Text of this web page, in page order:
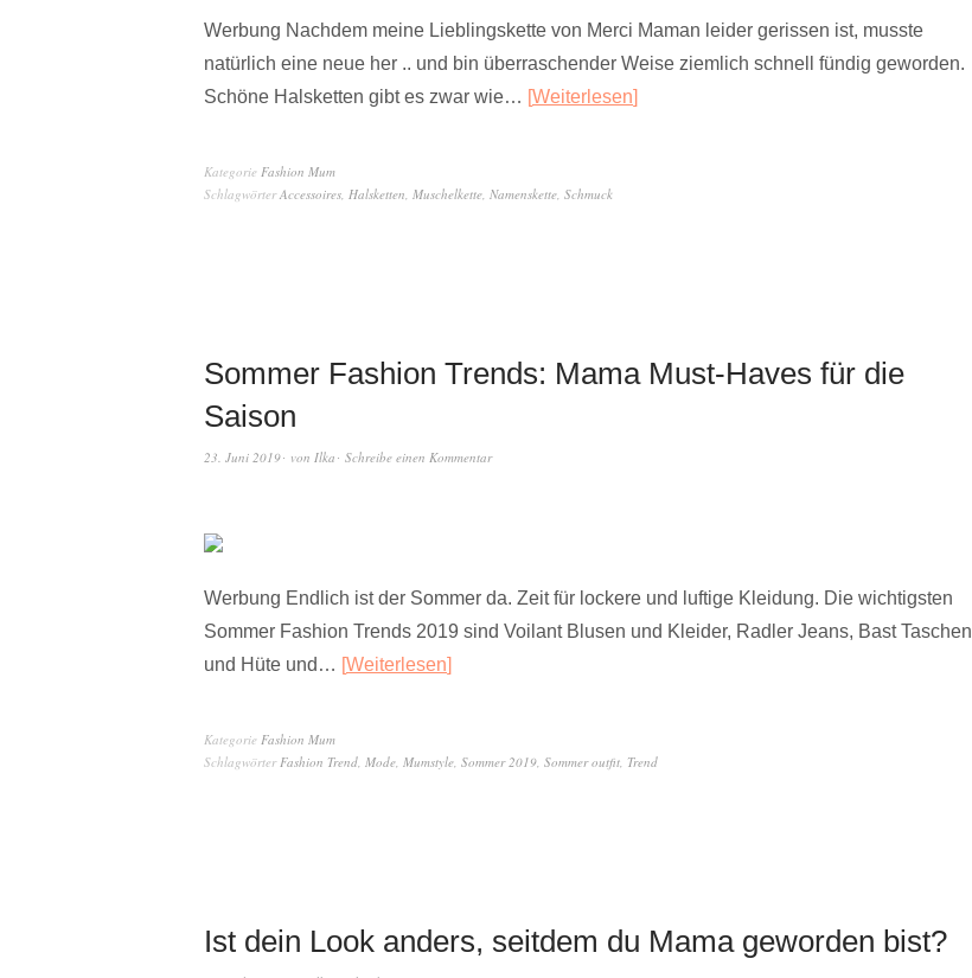
Werbung Nachdem meine Lieblingskette von Merci Maman leider gerissen ist, musste
natürlich eine neue her .. und bin überraschender Weise ziemlich schnell fündig geworden.
Schöne Halsketten gibt es zwar wie… Weiterlesen
Kategorie Fashion Mum
SchlagwörterAccessoires, Halsketten, Muschelkette, Namenskette, Schmuck
Sommer Fashion Trends: Mama Must-Haves für die
Saison
23. Juni 2019 von Ilka Schreibe einen Kommentar
Werbung Endlich ist der Sommer da. Zeit für lockere und luftige Kleidung. Die wichtigsten
Sommer Fashion Trends 2019 sind Voilant Blusen und Kleider, Radler Jeans, Bast Taschen
und Hüte und… Weiterlesen
Kategorie Fashion Mum
SchlagwörterFashion Trend, Mode, Mumstyle, Sommer 2019, Sommer outfit, Trend
Ist dein Look anders, seitdem du Mama geworden bist?